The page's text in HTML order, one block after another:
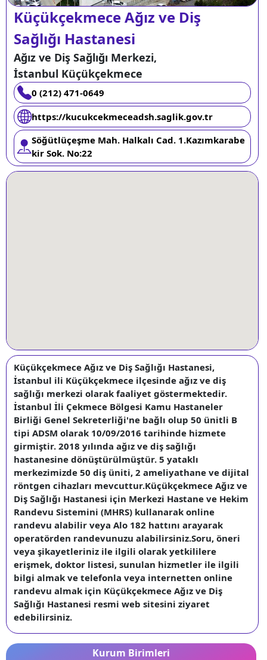
Küçükçekmece Ağız ve Diş
Sağlığı Hastanesi
Ağız ve Diş Sağlığı Merkezi,
İstanbul Küçükçekmece
0 (212) 471-0649
https://kucukcekmeceadsh.saglik.gov.tr
Söğütlüçeşme Mah. Halkalı Cad. 1.Kazımkarabe
kir Sok. No:22
Kurum Birimleri
Küçükçekmece Ağız ve Diş Sağlığı Hastanesi,
İstanbul ili Küçükçekmece ilçesinde ağız ve diş
sağlığı merkezi olarak faaliyet göstermektedir.
İstanbul İli Çekmece Bölgesi Kamu Hastaneler
Birliği Genel Sekreterliği'ne bağlı olup 50 ünitli B
tipi ADSM olarak 10/09/2016 tarihinde hizmete
girmiştir. 2018 yılında ağız ve diş sağlığı
hastanesine dönüştürülmüştür. 5 yataklı
merkezimizde 50 diş üniti, 2 ameliyathane ve dijital
röntgen cihazları mevcuttur.Küçükçekmece Ağız ve
Diş Sağlığı Hastanesi için Merkezi Hastane ve Hekim
Randevu Sistemini (MHRS) kullanarak online
randevu alabilir veya Alo 182 hattını arayarak
operatörden randevunuzu alabilirsiniz.Soru, öneri
veya şikayetleriniz ile ilgili olarak yetkililere
erişmek, doktor listesi, sunulan hizmetler ile ilgili
bilgi almak ve telefonla veya internetten online
randevu almak için Küçükçekmece Ağız ve Diş
Sağlığı Hastanesi resmi web sitesini ziyaret
edebilirsiniz.